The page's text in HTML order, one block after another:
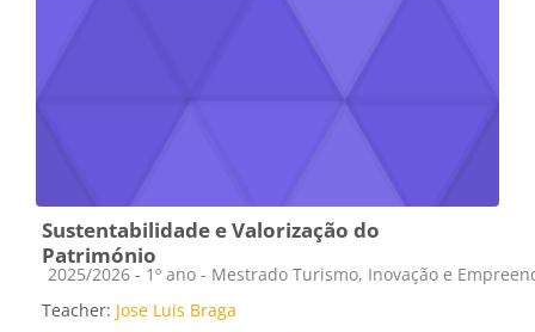
Sustentabilidade e Valorização do
Património
Course category
2025/2026 - 1º ano - Mestrado Turismo, Inovação e
Teacher: Jose Luis Braga